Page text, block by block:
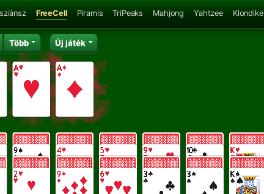
FreeCell Piramis TriPeaks Mahjong Yahtzee Klondike
Több Új játék